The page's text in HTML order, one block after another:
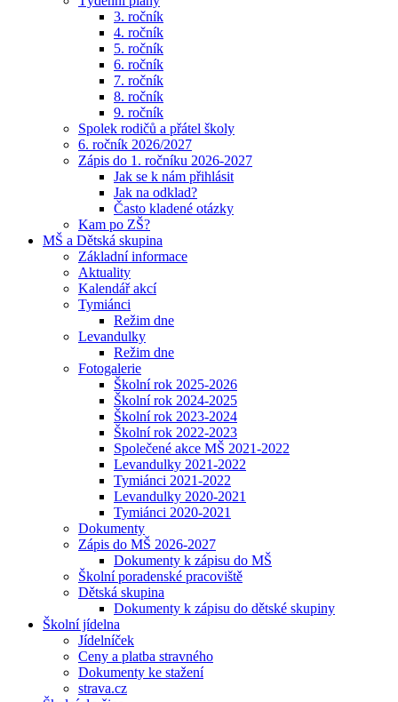
3. ročník
4. ročník
5. ročník
6. ročník
7. ročník
8. ročník
9. ročník
Spolek rodičů a přátel školy
6. ročník 2026/2027
Zápis do 1. ročníku 2026-2027
Jak se k nám přihlásit
Jak na odklad?
Často kladené otázky
Kam po ZŠ?
MŠ a Dětská skupina
Základní informace
Aktuality
Kalendář akcí
Tymiánci
Režim dne
Levandulky
Režim dne
Fotogalerie
Školní rok 2025-2026
Školní rok 2024-2025
Školní rok 2023-2024
Školní rok 2022-2023
Společené akce MŠ 2021-2022
Levandulky 2021-2022
Tymiánci 2021-2022
Levandulky 2020-2021
Tymiánci 2020-2021
Dokumenty
Zápis do MŠ 2026-2027
Dokumenty k zápisu do MŠ
Školní poradenské pracoviště
Dětská skupina
Dokumenty k zápisu do dětské skupiny
Školní jídelna
Jídelníček
Ceny a platba stravného
Dokumenty ke stažení
strava.cz